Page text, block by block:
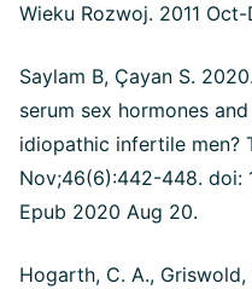
Wieku Rozwoj. 2011
Saylam B, Çayan S.
serum sex hormones
idiopathic infertile men?
Nov;46(6):442-448. doi:
Epub 2020 Aug 20.
Hogarth, C. A.,